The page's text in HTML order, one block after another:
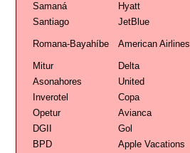
Samaná
Hyatt
Santiago
JetBlue
Romana-Bayahíbe American Airlines
Mitur
Delta
Asonahores
United
Inverotel
Copa
Opetur
Avianca
DGII
Gol
BPD
Apple Vacations